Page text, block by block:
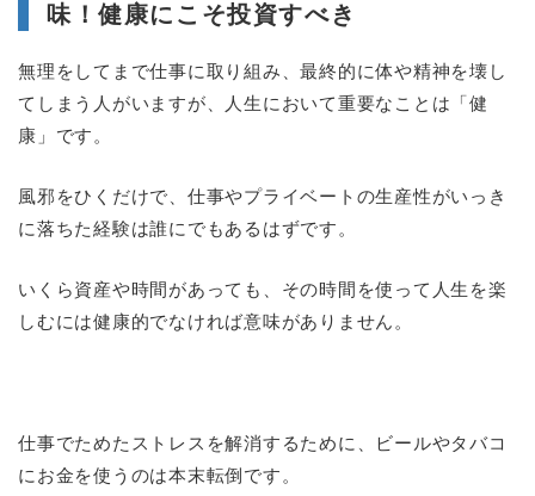
味！健康にこそ投資すべき
無理をしてまで仕事に取り組み、最終的に体や精神を壊し
てしまう人がいますが、人生において重要なことは「健
康」です。
風邪をひくだけで、仕事やプライベートの生産性がいっき
に落ちた経験は誰にでもあるはずです。
いくら資産や時間があっても、その時間を使って人生を楽
しむには健康的でなければ意味がありません。
仕事でためたストレスを解消するために、ビールやタバコ
にお金を使うのは本末転倒です。